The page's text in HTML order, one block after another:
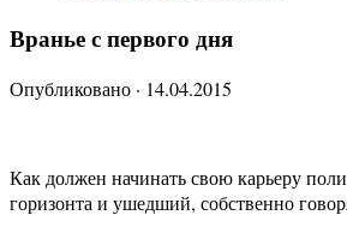
Вранье с первого дня
Опубликовано · 14.04.2015
Как должен начинать свою карьеру
горизонта и ушедший, собственно